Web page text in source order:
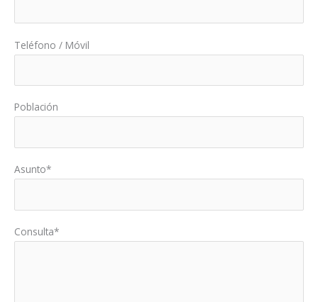
Teléfono / Móvil
Población
Asunto*
Consulta*